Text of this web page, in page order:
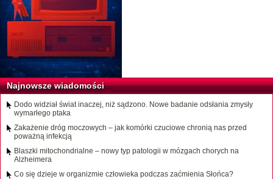
Najnowsze wiadomości
Dodo widział świat inaczej, niż sądzono. Nowe badanie odsłania zmysły
wymarłego ptaka
Zakażenie dróg moczowych – jak komórki czuciowe chronią nas przed
poważną infekcją
Blaszki mitochondrialne – nowy typ patologii w mózgach chorych na
Alzheimera
Co się dzieje w organizmie człowieka podczas zaćmienia Słońca?